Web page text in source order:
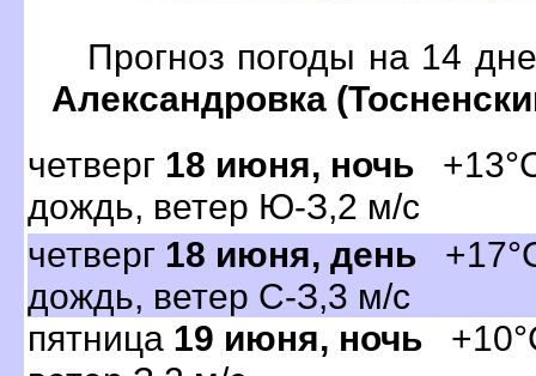
Прогноз погоды на 14
Александровка
четвер 18 июня, ночь
дождь, ветер Ю-З,2 м/с
четвер 18 июня, день
дождь, ветер С-З,3 м/с
пятница 19 июня, ночь